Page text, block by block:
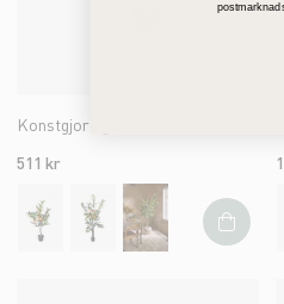
Konstgjord grön Citrus 70cm
511 kr